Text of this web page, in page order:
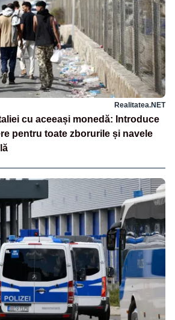
Realitatea.NET
cu aceeași monedă: Introduce
pentru toate zborurile și navele